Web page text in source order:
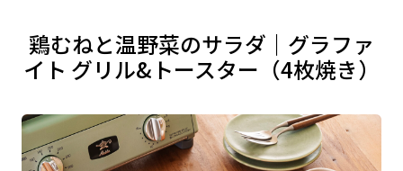
鶏むねと温野菜のサラダ｜グラファ
イト グリル&トースター（4枚焼き）